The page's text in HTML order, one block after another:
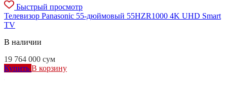
Быстрый просмотр
Телевизор Panasonic 55-дюймовый 55HZR1000 4K UHD Smart
TV
В наличии
19 764 000 сум
Купить В корзину